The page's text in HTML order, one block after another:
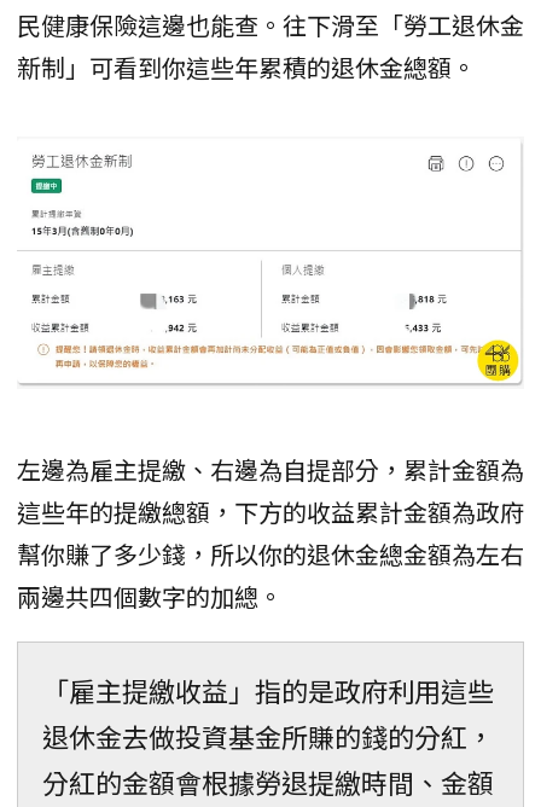
民健康保險這邊也能查。往下滑至「勞工退休金
新制」可看到你這些年累積的退休金總額。
左邊為雇主提繳、右邊為自提部分，累計金額為
這些年的提繳總額，下方的收益累計金額為政府
幫你賺了多少錢，所以你的退休金總金額為左右
兩邊共四個數字的加總。
「雇主提繳收益」指的是政府利用這些
退休金去做投資基金所賺的錢的分紅，
分紅的金額會根據勞退提繳時間、金額